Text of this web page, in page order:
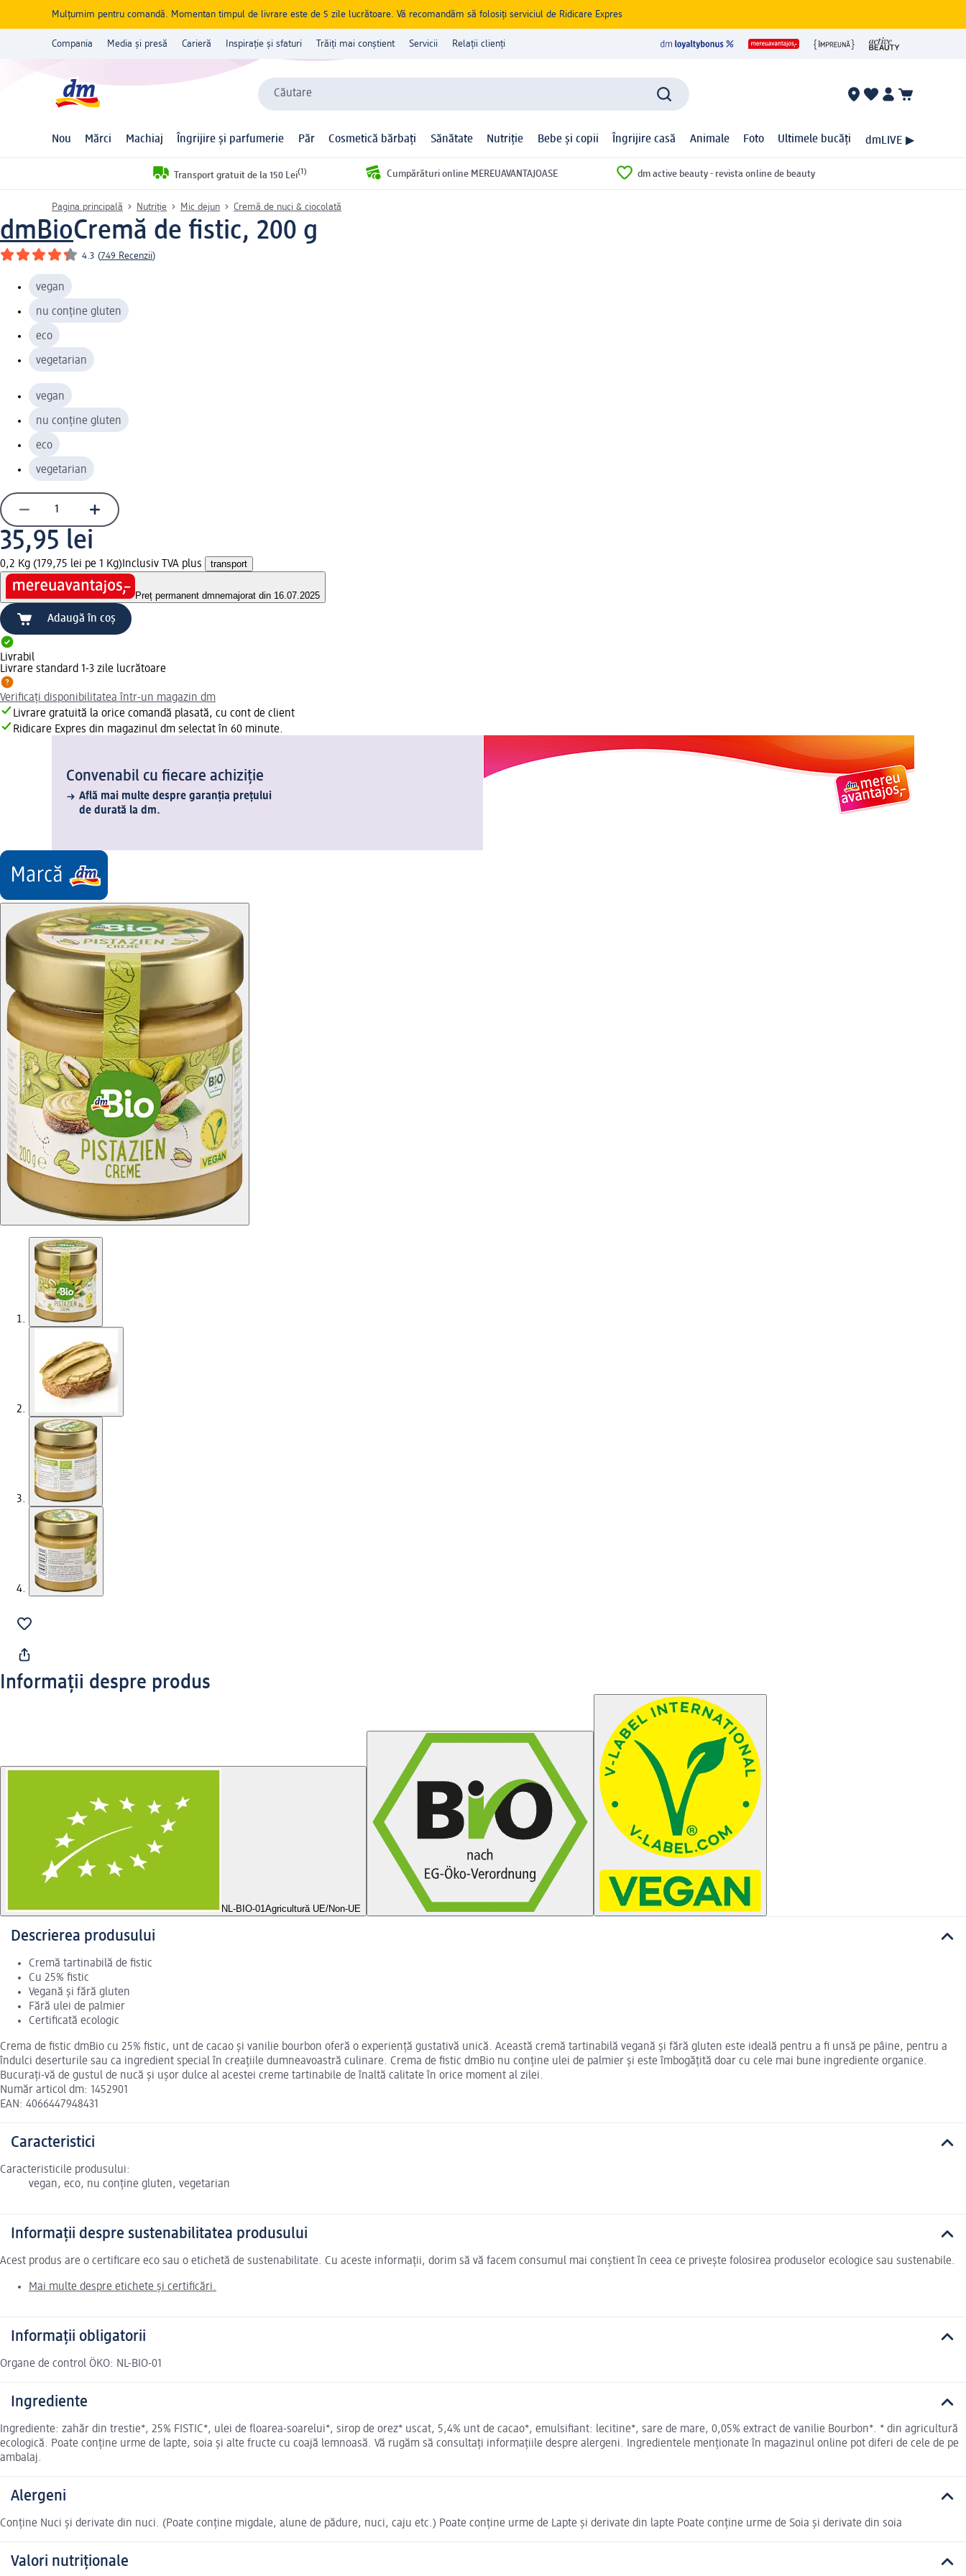
Mulțumim pentru comandă. Momentan timpul de livrare este de 5 zile lucrătoare. Vă recomandăm să folosiți serviciul de Ridicare Expres
Compania Media și presă Carieră Inspirație și sfaturi Trăiți mai conștient Servicii Relații clienți
Căutare
Nou Mărci Machiaj Îngrijire și parfumerie Păr Cosmetică bărbați Sănătate Nutriție Bebe și copii Îngrijire casă Animale Foto Ultimele bucăți dmLIVE ▶
Transport gratuit de la 150 Lei(1) Cumpărături online MEREUAVANTAJOASE dm active beauty - revista online de beauty
Pagina principală Nutriție Mic dejun Cremă de nuci & ciocolată
dmBioCremă de fistic, 200 g
4.3 (749 Recenzii)
vegan
nu conține gluten
eco
vegetarian
vegan
nu conține gluten
eco
vegetarian
35,95 lei
0,2 Kg (179,75 lei pe 1 Kg) Inclusiv TVA plus transport
Preț permanent dmnemajorat din 16.07.2025
Adaugă în coș
Livrabil
Livrare standard 1-3 zile lucrătoare
Verificați disponibilitatea într-un magazin dm
Livrare gratuită la orice comandă plasată, cu cont de client
Ridicare Expres din magazinul dm selectat în 60 minute.
Convenabil cu fiecare achiziție
Află mai multe despre garanția prețului
de durată la dm.
Informații despre produs
NL-BIO-01Agricultură UE/Non-UE
Descrierea produsului
Cremă tartinabilă de fistic
Cu 25% fistic
Vegană și fără gluten
Fără ulei de palmier
Certificată ecologic
Crema de fistic dmBio cu 25% fistic, unt de cacao și vanilie bourbon oferă o experiență gustativă unică. Această cremă tartinabilă vegană și fără gluten este ideală pentru a fi unsă pe pâine, pentru a
îndulci deserturile sau ca ingredient special în creațiile dumneavoastră culinare. Crema de fistic dmBio nu conține ulei de palmier și este îmbogățită doar cu cele mai bune ingrediente organice.
Bucurați-vă de gustul de nucă și ușor dulce al acestei creme tartinabile de înaltă calitate în orice moment al zilei.
Număr articol dm: 1452901
EAN: 4066447948431
Caracteristici
Caracteristicile produsului:
vegan, eco, nu conține gluten, vegetarian
Informații despre sustenabilitatea produsului
Acest produs are o certificare eco sau o etichetă de sustenabilitate. Cu aceste informații, dorim să vă facem consumul mai conștient în ceea ce privește folosirea produselor ecologice sau sustenabile.
Mai multe despre etichete și certificări.
Informații obligatorii
Organe de control ÖKO: NL-BIO-01
Ingrediente
Ingrediente: zahăr din trestie*, 25% FISTIC*, ulei de floarea-soarelui*, sirop de orez* uscat, 5,4% unt de cacao*, emulsifiant: lecitine*, sare de mare, 0,05% extract de vanilie Bourbon*. * din agricultură
ecologică. Poate conține urme de lapte, soia și alte fructe cu coajă lemnoasă. Vă rugăm să consultați informațiile despre alergeni. Ingredientele menționate în magazinul online pot diferi de cele de pe
ambalaj.
Alergeni
Conține Nuci și derivate din nuci. (Poate conține migdale, alune de pădure, nuci, caju etc.) Poate conține urme de Lapte și derivate din lapte Poate conține urme de Soia și derivate din soia
Valori nutriționale